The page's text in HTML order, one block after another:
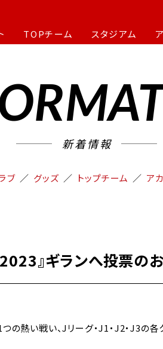
TOPチーム スタジアム
新着情報
ブ グッズ トップチーム ア
』ギランへ投票の
熱い戦い、Jリーグ・J1・J2・J3の各